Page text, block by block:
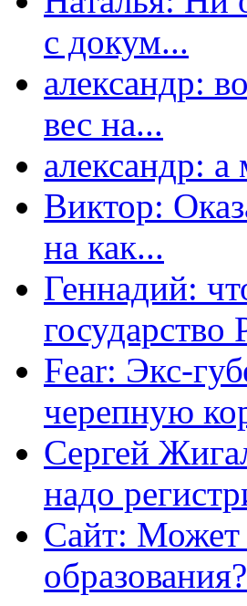
с докум...
александр:
вес на...
александр: а
Виктор:
на как...
Геннадий:
государство
Fear: Экс-
черепную
Сергей
надо
Сайт: Может